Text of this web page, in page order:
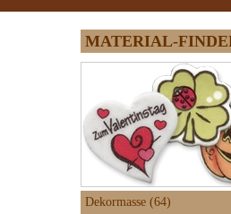
MATERIAL-
Dekormasse (64)